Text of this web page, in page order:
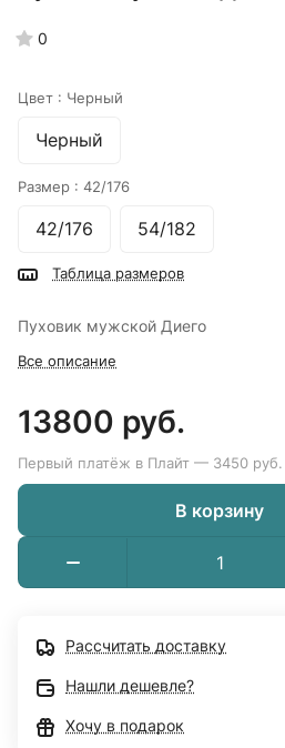
0
Цвет : Черный
Черный
Размер : 42/176
42/176 54/182
Таблица размеров
Пуховик мужской Диего
Все описание
13800 руб.
Первый платёж в Плайт — 3450 руб.
В корзину
Рассчитать доставку
Нашли дешевле?
Хочу в подарок